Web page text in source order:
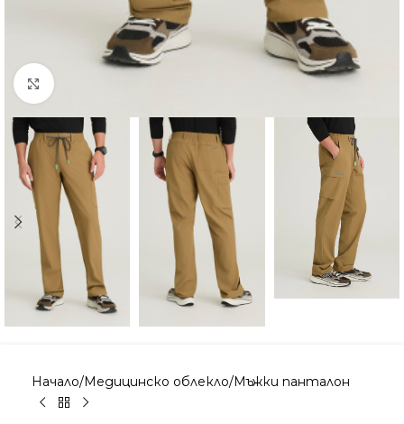
Увеличи снимката
Начало/Медицинско облекло/Мъжки панталон